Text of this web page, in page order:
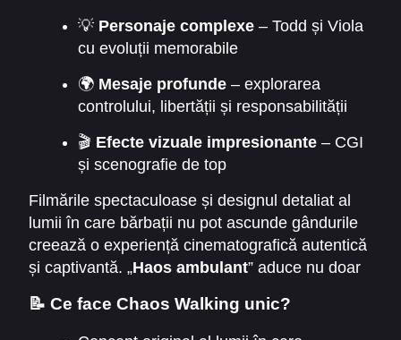
💡 Personaje complexe– Todd și Viola
cu evoluții memorabile
🌍 Mesaje profunde– explorarea
controlului, libertății și responsabilității
🎬 Efecte vizuale impresionante– CGI
și scenografie de top
Filmările spectaculoase și designul detaliat al
lumii în care bărbații nu pot ascunde gândurile
creează o experiență cinematografică autentică
și captivantă. „Haos ambulant” aduce nu doar
încredere și supraviețuire.
📝 Ce face Chaos Walking unic?